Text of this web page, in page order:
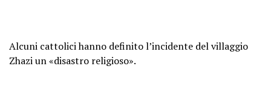
Alcuni cattolici hanno definito l’incidente del villaggio
Zhazi un «disastro religioso».